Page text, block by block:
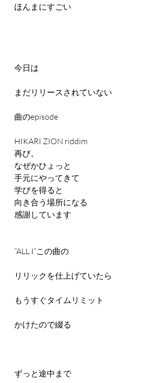
ほんまにすごい
今日は
まだリリースされていない
曲のepisode
HIKARI ZION riddim
再び。
なぜかひょっと
手元にやってきて
学びを得ると
向き合う場所になる
感謝しています
”ALL I”この曲の
リリックを仕上げていたら
もうすぐタイムリミット
かけたので綴る
ずっと途中まで